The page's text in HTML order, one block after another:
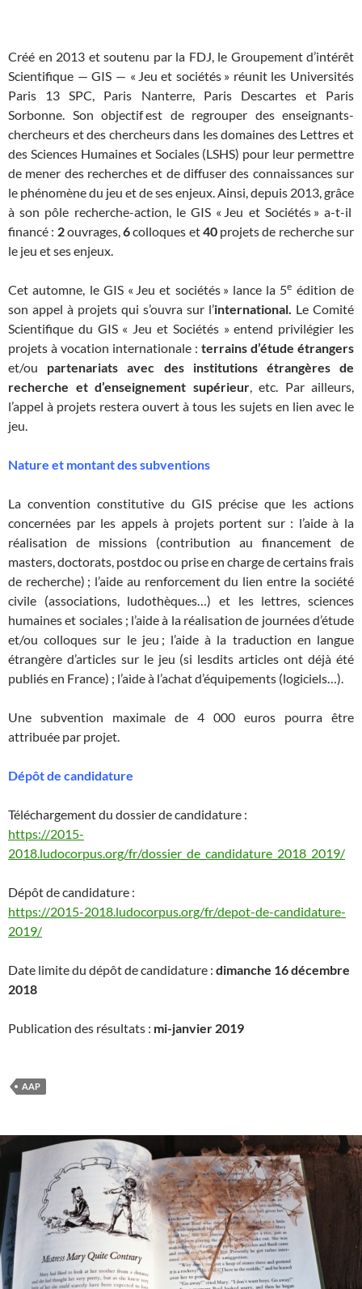
Créé en 2013 et soutenu par la FDJ, le Groupement d’intérêt
Scientifique — GIS — « Jeu et sociétés » réunit les Universités
Paris 13 SPC, Paris Nanterre, Paris Descartes et Paris
Sorbonne. Son objectif est de regrouper des enseignants-
chercheurs et des chercheurs dans les domaines des Lettres et
des Sciences Humaines et Sociales (LSHS) pour leur permettre
de mener des recherches et de diffuser des connaissances sur
le phénomène du jeu et de ses enjeux. Ainsi, depuis 2013, grâce
à son pôle recherche-action, le GIS « Jeu et Sociétés » a-t-il
financé : 2ouvrages,6colloques et40projets de recherche sur
le jeu et ses enjeux.
Cet automne, le GIS « Jeu et sociétés » lance la 5e édition de
son appel à projets qui s’ouvra sur l’international. Le Comité
Scientifique du GIS « Jeu et Sociétés » entend privilégier les
projets à vocation internationale : terrains d’étude étrangers
et/ou partenariats avec des institutions étrangères de
recherche et d’enseignement supérieur, etc. Par ailleurs,
l’appel à projets restera ouvert à tous les sujets en lien avec le
jeu.
Nature et montant des subventions
La convention constitutive du GIS précise que les actions
concernées par les appels à projets portent sur : l’aide à la
réalisation de missions (contribution au financement de
masters, doctorats, postdoc ou prise en charge de certains frais
de recherche) ; l’aide au renforcement du lien entre la société
civile (associations, ludothèques…) et les lettres, sciences
humaines et sociales ; l’aide à la réalisation de journées d’étude
et/ou colloques sur le jeu ; l’aide à la traduction en langue
étrangère d’articles sur le jeu (si lesdits articles ont déjà été
publiés en France) ; l’aide à l’achat d’équipements (logiciels…).
Une subvention maximale de 4 000 euros pourra être
attribuée par projet.
Dépôt de candidature
Téléchargement du dossier de candidature :
https://2015-
2018.ludocorpus.org/fr/dossier_de_candidature_2018_2019/
Dépôt de candidature :
https://2015-2018.ludocorpus.org/fr/depot-de-candidature-
2019/
Date limite du dépôt de candidature : dimanche 16 décembre
2018
Publication des résultats : mi-janvier 2019
AAP